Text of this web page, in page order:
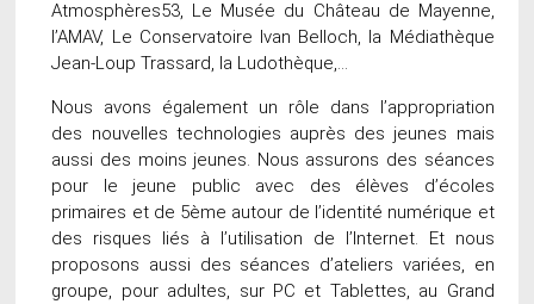
Atmosphères53, Le Musée du Château de Mayenne,
l’AMAV, Le Conservatoire Ivan Belloch, la Médiathèque
Jean-Loup Trassard, la Ludothèque,…
Nous avons également un rôle dans l’appropriation
des nouvelles technologies auprès des jeunes mais
aussi des moins jeunes. Nous assurons des séances
pour le jeune public avec des élèves d’écoles
primaires et de 5ème autour de l’identité numérique et
des risques liés à l’utilisation de l’Internet. Et nous
proposons aussi des séances d’ateliers variées, en
groupe, pour adultes, sur PC et Tablettes, au Grand